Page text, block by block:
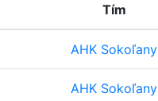
Tím
AHK Sokoľany
AHK Sokoľany